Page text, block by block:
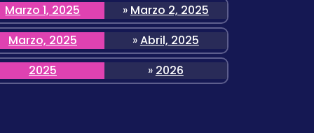
Marzo 1, 2025 » Marzo 2, 2025
Marzo, 2025
»Abril, 2025
2025
» 2026